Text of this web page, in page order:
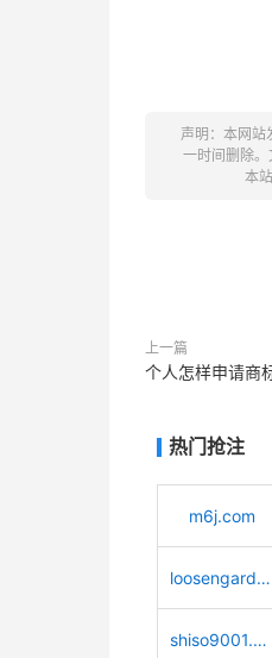
声明：本网站
一时间删除
本
上一篇
个人怎样申请商
热门抢注
m6j.com
loosengarden.com
shiso9001.com